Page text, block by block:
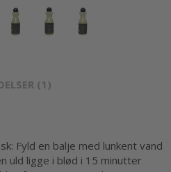
(1)
Fyld en balje med lunkent vand
uld ligge i blød i 15 minutter